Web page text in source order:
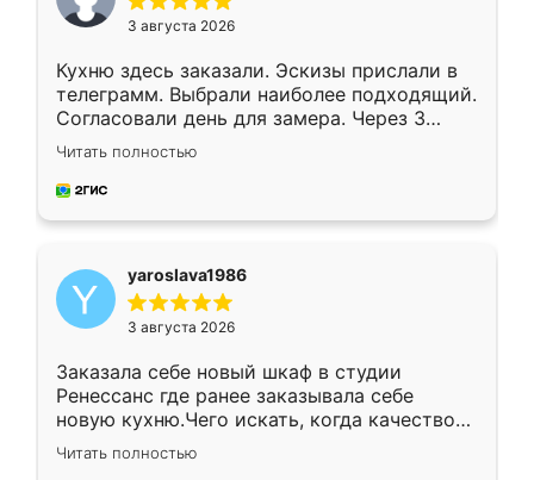
3 августа 2026
Кухню здесь заказали. Эскизы прислали в
телеграмм. Выбрали наиболее подходящий.
Согласовали день для замера. Через 3
недели кухня была уже готова. Остались
довольны работой. Спасибо Ренессанс
мебель за качественную работу!
Читать полностью
yaroslava1986
3 августа 2026
Заказала себе новый шкаф в студии
Ренессанс где ранее заказывала себе
новую кухню.Чего искать, когда качеством
вполне довольна. Служит кухня уже почти
два года, нареканий нет.
Читать полностью